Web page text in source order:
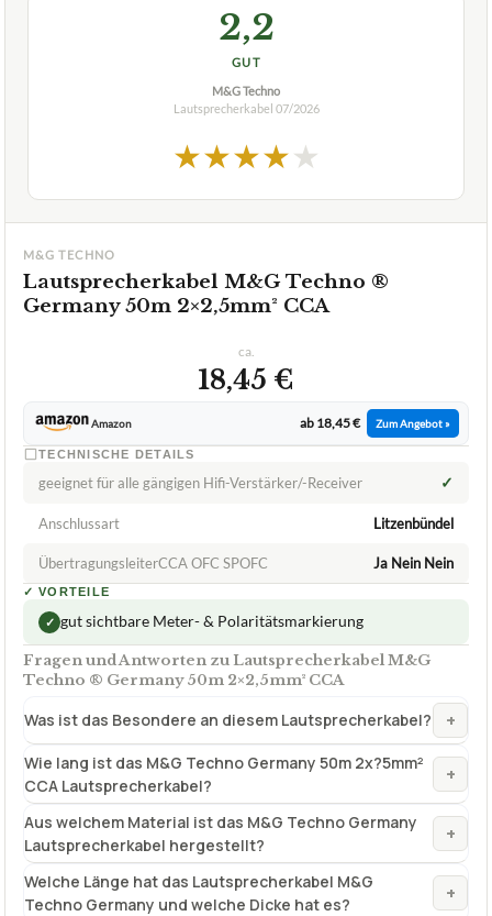
2,2
GUT
M&G Techno
Lautsprecherkabel 07/2026
★★★★★
M&G TECHNO
Lautsprecherkabel M&G Techno ®
Germany 50m 2×2,5mm² CCA
ca.
18,45 €
Amazon ab 18,45 € Zum Angebot »
TECHNISCHE DETAILS
geeignet für alle gängigen Hifi-Verstärker/-Receiver ✓
Anschlussart Litzenbündel
ÜbertragungsleiterCCA OFC SPOFC Ja Nein Nein
✓ VORTEILE
✓ gut sichtbare Meter- & Polaritätsmarkierung
Fragen und Antworten zu Lautsprecherkabel M&G
Techno ® Germany 50m 2×2,5mm² CCA
Was ist das Besondere an diesem Lautsprecherkabel? +
Wie lang ist das M&G Techno Germany 50m 2x?5mm²
CCA Lautsprecherkabel?
+
Aus welchem Material ist das M&G Techno Germany
Lautsprecherkabel hergestellt?
+
Welche Länge hat das Lautsprecherkabel M&G
Techno Germany und welche Dicke hat es?
+